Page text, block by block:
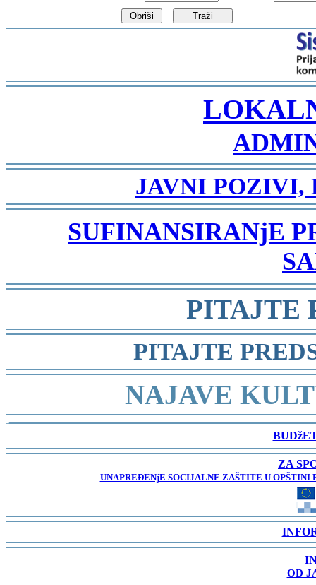
-
-
JAVNI POZIVI,
-
SUFINANSIRANjE
-
PITAJTE
-
PITAJTE
-
NAJAVE
-
-
ZA
UNAPREĐENjE SOCIJALNE ZAŠTITE U OPŠTINI
-
-
OD